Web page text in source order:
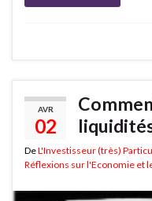
AVR
02
DeL'Investisseur (très)
Réflexions sur l'Economie et